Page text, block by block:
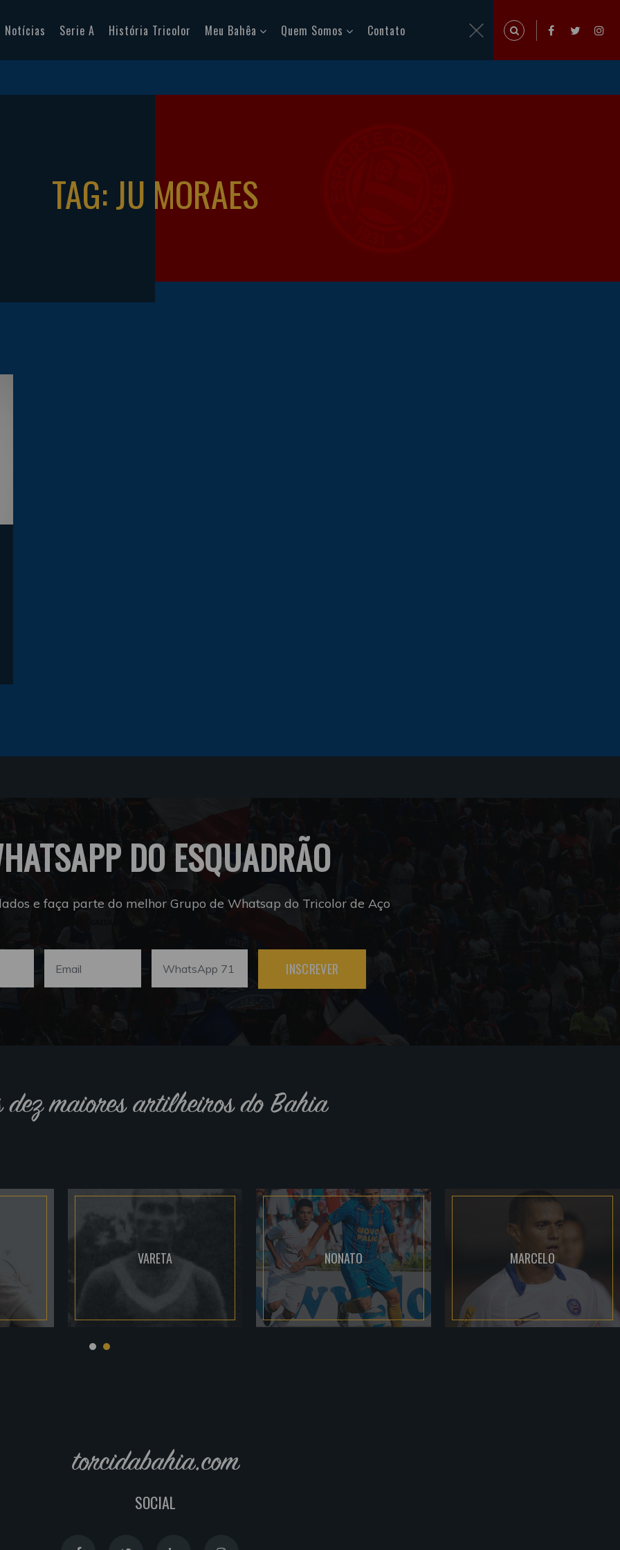
Notícias Serie A História Tricolor Meu Bahêa Quem Somos Contato
TAG: JU MORAES
DO ESQUADRÃO
e faça parte do melhor Grupo de Whatsap do Tricolor de Aço
INSCREVER
dez maiores artilheiros do Bahia
VARETA NONATO MARCELO
torcidabahia.com
SOCIAL